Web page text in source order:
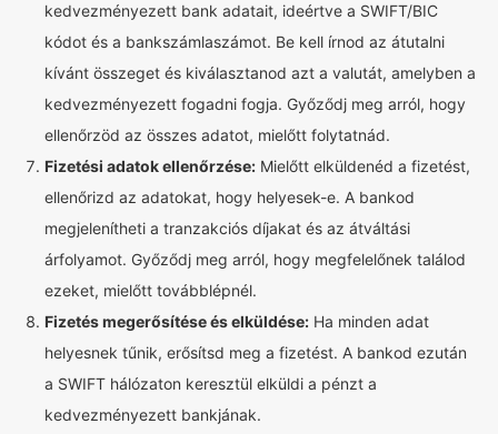
kedvezményezett bank adatait, ideértve a SWIFT/BIC
kódot és a bankszámlaszámot. Be kell írnod az átutalni
kívánt összeget és kiválasztanod azt a valutát, amelyben a
kedvezményezett fogadni fogja. Győződj meg arról, hogy
ellenőrzöd az összes adatot, mielőtt folytatnád.
Fizetési adatok ellenőrzése: Mielőtt elküldenéd a fizetést,
ellenőrizd az adatokat, hogy helyesek-e. A bankod
megjelenítheti a tranzakciós díjakat és az átváltási
árfolyamot. Győződj meg arról, hogy megfelelőnek találod
ezeket, mielőtt továbblépnél.
Fizetés megerősítése és elküldése: Ha minden adat
helyesnek tűnik, erősítsd meg a fizetést. A bankod ezután
a SWIFT hálózaton keresztül elküldi a pénzt a
kedvezményezett bankjának.